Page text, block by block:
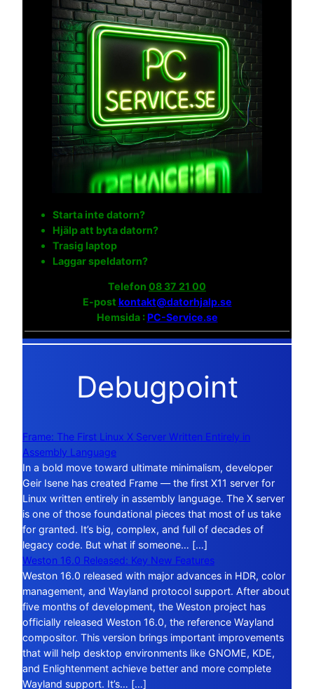
Starta inte datorn?
Hjälp att byta datorn?
Trasig laptop
Laggar speldatorn?
Telefon 08 37 21 00
E-post kontakt@datorhjalp.se
Hemsida : PC-Service.se
Debugpoint
Frame: The First Linux X Server Written Entirely in
Assembly Language
In a bold move toward ultimate minimalism, developer
Geir Isene has created Frame — the first X11 server for
Linux written entirely in assembly language. The X server
is one of those foundational pieces that most of us take
for granted. It’s big, complex, and full of decades of
legacy code. But what if someone… […]
Weston 16.0 Released: Key New Features
Weston 16.0 released with major advances in HDR, color
management, and Wayland protocol support. After about
five months of development, the Weston project has
officially released Weston 16.0, the reference Wayland
compositor. This version brings important improvements
that will help desktop environments like GNOME, KDE,
and Enlightenment achieve better and more complete
Wayland support. It’s… […]